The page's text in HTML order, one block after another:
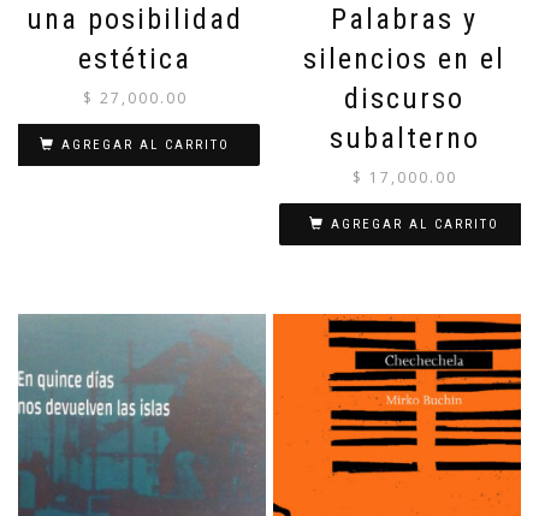
una posibilidad
estética
$ 27,000.00
AGREGAR AL CARRITO
Palabras y
silencios en el
discurso
subalterno
$ 17,000.00
AGREGAR AL CARRITO